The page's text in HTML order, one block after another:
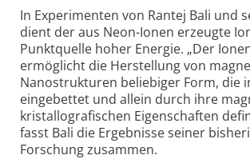
In Experimenten von Rantej Bali und
dient der aus Neon-Ionen erzeugte
Punktquelle hoher Energie. „Der
ermöglicht die Herstellung von
Nanostrukturen beliebiger Form, die
eingebettet und allein durch ihre
kristallo­grafischen Eigenschaften
fasst Bali die Ergebnisse seiner
Forschung zusammen.